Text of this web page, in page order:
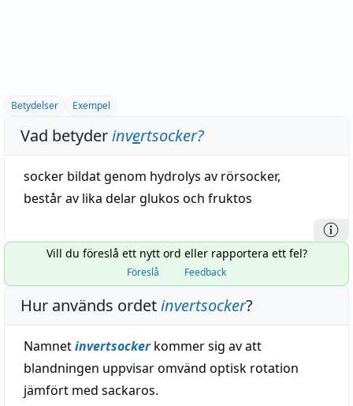
Betydelser Exempel
Vad betyderinvertsocker?
socker bildatgenom hydrolys av rörsocker,
bestårav lika delarglukos och fruktos
Vill du föreslå ett nytt ord eller rapportera ett fel?
Föreslå Feedback
Hur används ordetinvertsocker?
Namnetinvertsockerkommer sig av att
blandningen uppvisar omvänd optisk rotation
jämfört med sackaros.